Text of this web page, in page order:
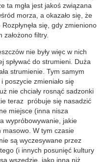
ta mgła jest jakoś związana
morza, a okazało się, że
się, gdy zmieniono
filtry.
nie były więc w nich
spływać do strumieni. Duża
strumienie. Tym samym
poszycie zmieniało się
nie chciały rosnąć sadzonki
teraz próbuje się nasadzić
miejsce (inna nisza
wypróbowywanie, jakie
masowo. W tym czasie
są wyczesywane przez
(i innych posunięć kultury
wszędzie, jako inna niż